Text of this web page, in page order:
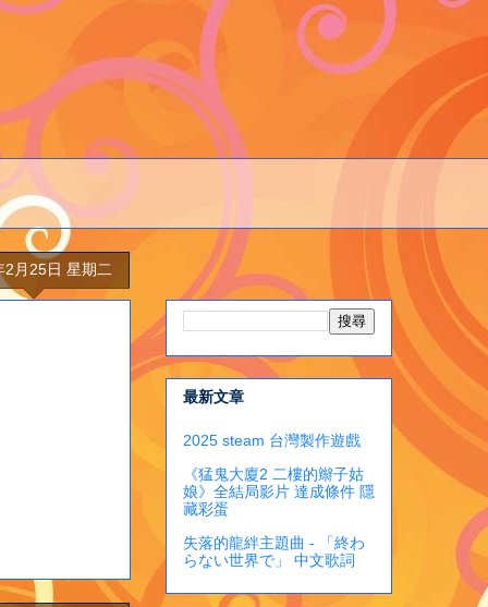
2月25日 星期二
最新文章
2025 steam 台灣製作遊戲
《猛鬼大廈2 二樓的辮子姑
娘》全結局影片 達成條件 隱
藏彩蛋
失落的龍絆主題曲 - 「終わ
らない世界で」 中文歌詞